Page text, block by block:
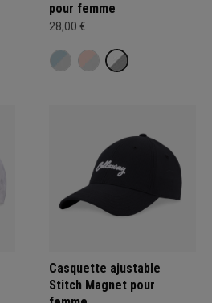
pour femme
28,00 €
Casquette ajustable
Stitch Magnet pour